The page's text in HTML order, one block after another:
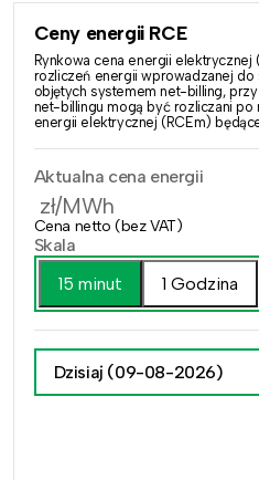
Ceny energii RCE
Rynkowa cena energii
rozliczeń energii wprowadzanej
objętych systemem net-billing,
net-billingu mogą być rozliczani po
energii elektrycznej (RCEm)
Aktualna cena energii
zł/MWh
Cena netto (bez VAT)
Skala
15 minut
1 Godzina
Dzisiaj (09-08-2026)